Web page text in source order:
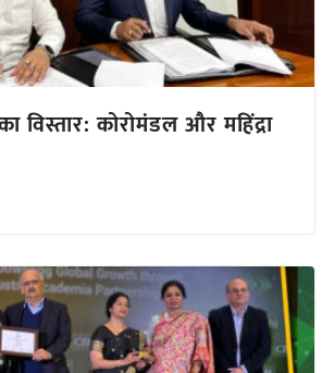
विस्तार: कोरोमंडल और महिंद्रा